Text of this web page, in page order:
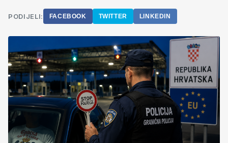
PODIJELI: FACEBOOK TWITTER LINKEDIN